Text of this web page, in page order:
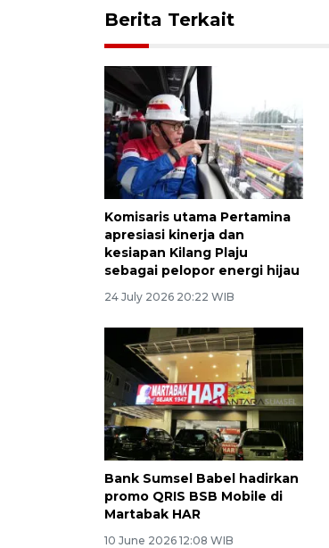
Berita Terkait
Komisaris utama Pertamina
apresiasi kinerja dan
kesiapan Kilang Plaju
sebagai pelopor energi hijau
24 July 2026 20:22 WIB
Bank Sumsel Babel hadirkan
promo QRIS BSB Mobile di
Martabak HAR
10 June 2026 12:08 WIB